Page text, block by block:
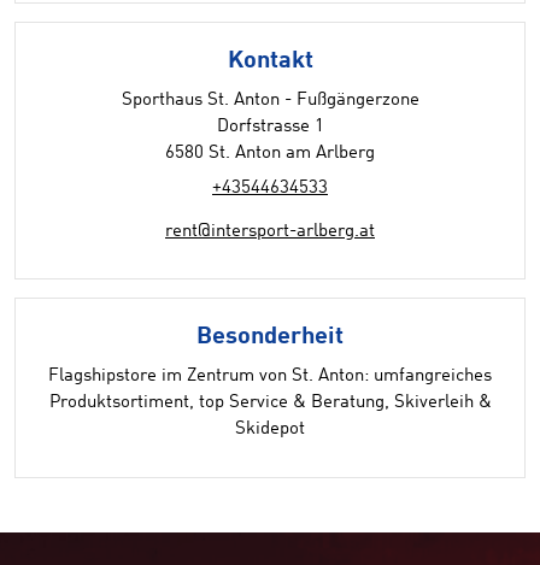
Kontakt
Sporthaus St. Anton - Fußgängerzone
Dorfstrasse 1
6580 St. Anton am Arlberg
+43544634533
rent@intersport-arlberg.at
Besonderheit
Flagshipstore im Zentrum von St. Anton: umfangreiches
Produktsortiment, top Service & Beratung, Skiverleih &
Skidepot